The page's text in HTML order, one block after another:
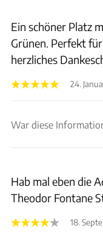
Ein schöner Platz
Grünen. Perfekt
herzliches
24.
War diese
Hab mal eben die
Theodor Fontane
18.